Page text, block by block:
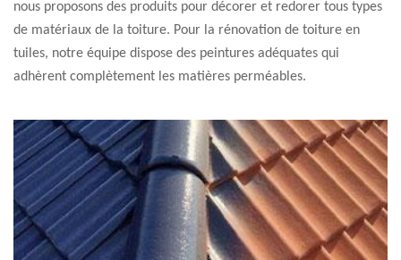
nous proposons des produits pour décorer et redorer tous types
de matériaux de la toiture. Pour la rénovation de toiture en
tuiles, notre équipe dispose des peintures adéquates qui
adhèrent complètement les matières perméables.